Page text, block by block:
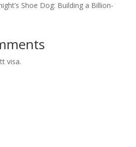
Shoe Dog: Building a Billion-
visa.